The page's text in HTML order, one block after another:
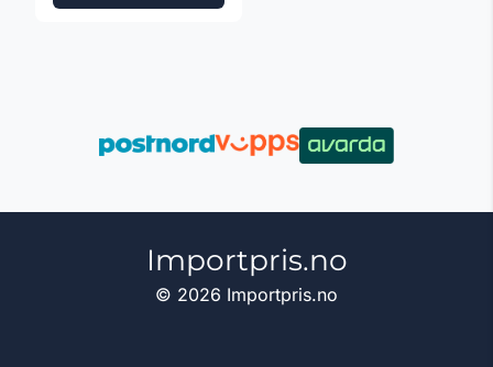
Importpris.no
© 2026 Importpris.no